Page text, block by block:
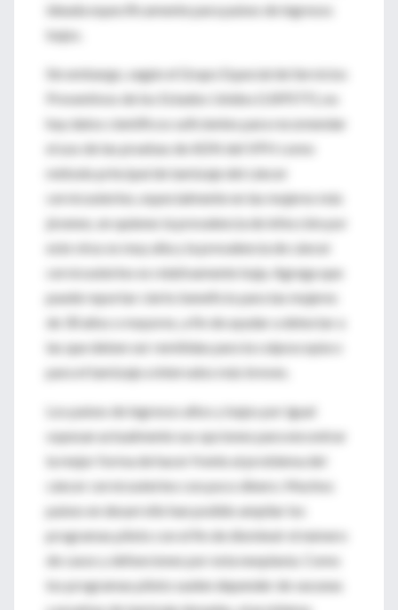
ideada específicamente para países de ingresos
bajos.
Sin embargo, según el Grupo Especial de Servicios
Preventivos de los Estados Unidos (USPSTF), no
hay datos científicos suficientes para recomendar
el uso de las pruebas de ADN del VPH como
método principal de tamizaje del cáncer
cervicouterino, especialmente en las mujeres más
jóvenes, en quienes la prevalencia de infección por
este virus es muy alta y la prevalencia de cáncer
cervicouterino es relativamente baja. Agrega que
puede reportar cierto beneficio para las mujeres
de 30 años o mayores, a fin de ayudar a detectar a
las que deben ser remitidas para la colposcopia o
para el tamizaje a intervalos más breves.
Los países de ingresos altos y bajos por igual
sopesan actualmente sus opciones para encontrar
la mejor forma de hacer frente al problema del
cáncer cervicouterino con poco dinero. Muchos
países en desarrollo han podido ampliar los
programas piloto con el fin de disminuir el número
de casos y defunciones por esta neoplasia. Como
los programas piloto suelen depender de vacunas